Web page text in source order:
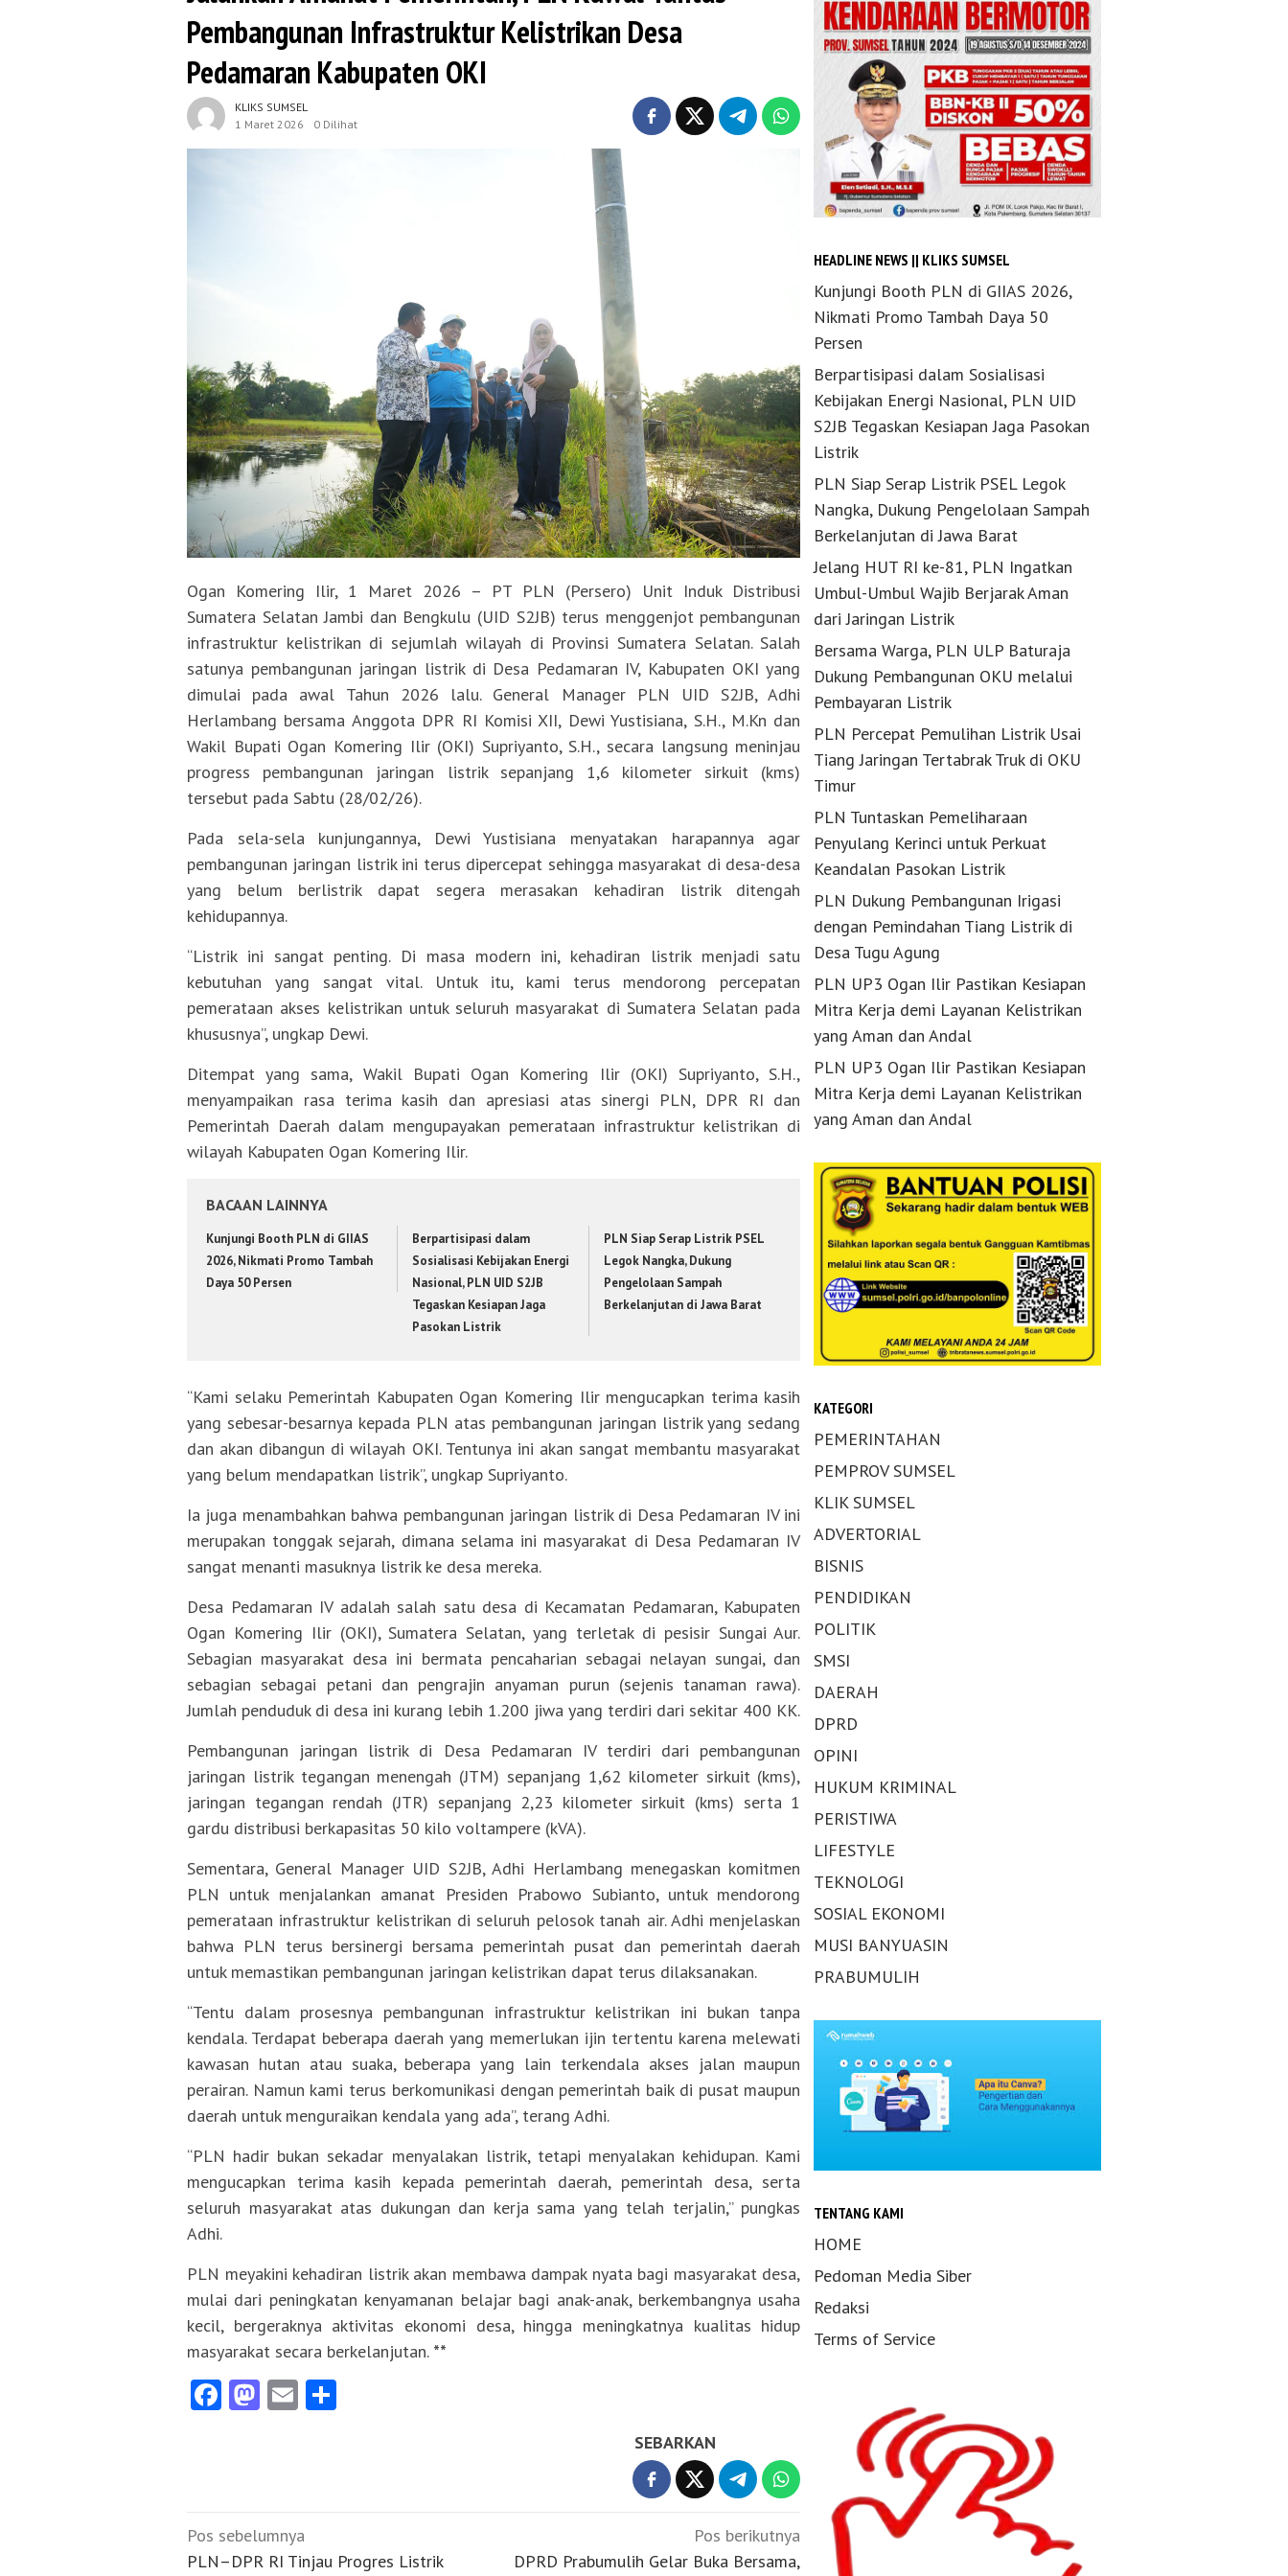
Pembangunan Infrastruktur Kelistrikan Desa
Pedamaran Kabupaten OKI
KLIKS SUMSEL
1 Maret 2026
0 Dilihat
Ogan Komering Ilir, 1 Maret 2026 – PT PLN (Persero) Unit Induk Distribusi
Sumatera Selatan Jambi dan Bengkulu (UID S2JB) terus menggenjot pembangunan
infrastruktur kelistrikan di sejumlah wilayah di Provinsi Sumatera Selatan. Salah
satunya pembangunan jaringan listrik di Desa Pedamaran IV, Kabupaten OKI yang
dimulai pada awal Tahun 2026 lalu. General Manager PLN UID S2JB, Adhi
Herlambang bersama Anggota DPR RI Komisi XII, Dewi Yustisiana, S.H., M.Kn dan
Wakil Bupati Ogan Komering Ilir (OKI) Supriyanto, S.H., secara langsung meninjau
progress pembangunan jaringan listrik sepanjang 1,6 kilometer sirkuit (kms)
tersebut pada Sabtu (28/02/26).
Pada sela-sela kunjungannya, Dewi Yustisiana menyatakan harapannya agar
pembangunan jaringan listrik ini terus dipercepat sehingga masyarakat di desa-desa
yang belum berlistrik dapat segera merasakan kehadiran listrik ditengah
kehidupannya.
“Listrik ini sangat penting. Di masa modern ini, kehadiran listrik menjadi satu
kebutuhan yang sangat vital. Untuk itu, kami terus mendorong percepatan
pemerataan akses kelistrikan untuk seluruh masyarakat di Sumatera Selatan pada
khususnya”, ungkap Dewi.
Ditempat yang sama, Wakil Bupati Ogan Komering Ilir (OKI) Supriyanto, S.H.,
menyampaikan rasa terima kasih dan apresiasi atas sinergi PLN, DPR RI dan
Pemerintah Daerah dalam mengupayakan pemerataan infrastruktur kelistrikan di
wilayah Kabupaten Ogan Komering Ilir.
BACAAN LAINNYA
Kunjungi Booth PLN di GIIAS
2026, Nikmati Promo Tambah
Daya 50 Persen
Berpartisipasi dalam
Sosialisasi Kebijakan Energi
Nasional, PLN UID S2JB
Tegaskan Kesiapan Jaga
Pasokan Listrik
PLN Siap Serap Listrik PSEL
Legok Nangka, Dukung
Pengelolaan Sampah
Berkelanjutan di Jawa Barat
“Kami selaku Pemerintah Kabupaten Ogan Komering Ilir mengucapkan terima kasih
yang sebesar-besarnya kepada PLN atas pembangunan jaringan listrik yang sedang
dan akan dibangun di wilayah OKI. Tentunya ini akan sangat membantu masyarakat
yang belum mendapatkan listrik”, ungkap Supriyanto.
Ia juga menambahkan bahwa pembangunan jaringan listrik di Desa Pedamaran IV ini
merupakan tonggak sejarah, dimana selama ini masyarakat di Desa Pedamaran IV
sangat menanti masuknya listrik ke desa mereka.
Desa Pedamaran IV adalah salah satu desa di Kecamatan Pedamaran, Kabupaten
Ogan Komering Ilir (OKI), Sumatera Selatan, yang terletak di pesisir Sungai Aur.
Sebagian masyarakat desa ini bermata pencaharian sebagai nelayan sungai, dan
sebagian sebagai petani dan pengrajin anyaman purun (sejenis tanaman rawa).
Jumlah penduduk di desa ini kurang lebih 1.200 jiwa yang terdiri dari sekitar 400 KK.
Pembangunan jaringan listrik di Desa Pedamaran IV terdiri dari pembangunan
jaringan listrik tegangan menengah (JTM) sepanjang 1,62 kilometer sirkuit (kms),
jaringan tegangan rendah (JTR) sepanjang 2,23 kilometer sirkuit (kms) serta 1
gardu distribusi berkapasitas 50 kilo voltampere (kVA).
Sementara, General Manager UID S2JB, Adhi Herlambang menegaskan komitmen
PLN untuk menjalankan amanat Presiden Prabowo Subianto, untuk mendorong
pemerataan infrastruktur kelistrikan di seluruh pelosok tanah air. Adhi menjelaskan
bahwa PLN terus bersinergi bersama pemerintah pusat dan pemerintah daerah
untuk memastikan pembangunan jaringan kelistrikan dapat terus dilaksanakan.
“Tentu dalam prosesnya pembangunan infrastruktur kelistrikan ini bukan tanpa
kendala. Terdapat beberapa daerah yang memerlukan ijin tertentu karena melewati
kawasan hutan atau suaka, beberapa yang lain terkendala akses jalan maupun
perairan. Namun kami terus berkomunikasi dengan pemerintah baik di pusat maupun
daerah untuk menguraikan kendala yang ada”, terang Adhi.
“PLN hadir bukan sekadar menyalakan listrik, tetapi menyalakan kehidupan. Kami
mengucapkan terima kasih kepada pemerintah daerah, pemerintah desa, serta
seluruh masyarakat atas dukungan dan kerja sama yang telah terjalin,” pungkas
Adhi.
PLN meyakini kehadiran listrik akan membawa dampak nyata bagi masyarakat desa,
mulai dari peningkatan kenyamanan belajar bagi anak-anak, berkembangnya usaha
kecil, bergeraknya aktivitas ekonomi desa, hingga meningkatnya kualitas hidup
masyarakat secara berkelanjutan. **
Facebook
Mastodon
Email
SEBARKAN
Navigasi
pos
Pos sebelumnya
PLN–DPR RI Tinjau Progres Listrik
Pos berikutnya
DPRD Prabumulih Gelar Buka Bersama,
HEADLINE NEWS || KLIKS SUMSEL
Kunjungi Booth PLN di GIIAS 2026,
Nikmati Promo Tambah Daya 50
Persen
Berpartisipasi dalam Sosialisasi
Kebijakan Energi Nasional, PLN UID
S2JB Tegaskan Kesiapan Jaga Pasokan
Listrik
PLN Siap Serap Listrik PSEL Legok
Nangka, Dukung Pengelolaan Sampah
Berkelanjutan di Jawa Barat
Jelang HUT RI ke-81, PLN Ingatkan
Umbul-Umbul Wajib Berjarak Aman
dari Jaringan Listrik
Bersama Warga, PLN ULP Baturaja
Dukung Pembangunan OKU melalui
Pembayaran Listrik
PLN Percepat Pemulihan Listrik Usai
Tiang Jaringan Tertabrak Truk di OKU
Timur
PLN Tuntaskan Pemeliharaan
Penyulang Kerinci untuk Perkuat
Keandalan Pasokan Listrik
PLN Dukung Pembangunan Irigasi
dengan Pemindahan Tiang Listrik di
Desa Tugu Agung
PLN UP3 Ogan Ilir Pastikan Kesiapan
Mitra Kerja demi Layanan Kelistrikan
yang Aman dan Andal
PLN UP3 Ogan Ilir Pastikan Kesiapan
Mitra Kerja demi Layanan Kelistrikan
yang Aman dan Andal
KATEGORI
PEMERINTAHAN
PEMPROV SUMSEL
KLIK SUMSEL
ADVERTORIAL
BISNIS
PENDIDIKAN
POLITIK
SMSI
DAERAH
DPRD
OPINI
HUKUM KRIMINAL
PERISTIWA
LIFESTYLE
TEKNOLOGI
SOSIAL EKONOMI
MUSI BANYUASIN
PRABUMULIH
TENTANG KAMI
HOME
Pedoman Media Siber
Redaksi
Terms of Service